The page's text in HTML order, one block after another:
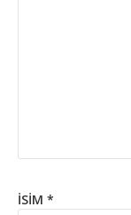
İSIM *